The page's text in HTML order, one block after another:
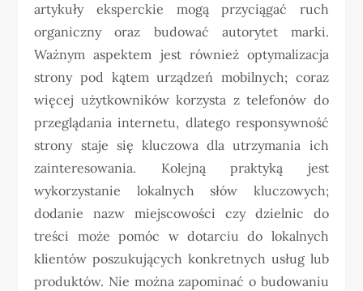
artykuły eksperckie mogą przyciągać ruch
organiczny oraz budować autorytet marki.
Ważnym aspektem jest również optymalizacja
strony pod kątem urządzeń mobilnych; coraz
więcej użytkowników korzysta z telefonów do
przeglądania internetu, dlatego responsywność
strony staje się kluczowa dla utrzymania ich
zainteresowania. Kolejną praktyką jest
wykorzystanie lokalnych słów kluczowych;
dodanie nazw miejscowości czy dzielnic do
treści może pomóc w dotarciu do lokalnych
klientów poszukujących konkretnych usług lub
produktów. Nie można zapominać o budowaniu